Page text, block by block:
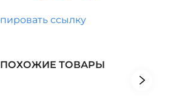
тренажеры и массажеры: Бренд
Бренд Coffesso
ссылку
ПОХОЖИЕ ТОВАРЫ